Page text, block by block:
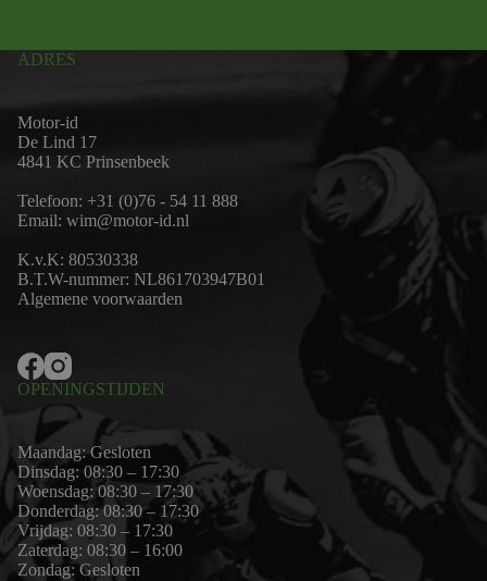
ADRES
Motor-id
De Lind 17
4841 KC Prinsenbeek
Telefoon: +31 (0)76 - 54 11 888
Email: wim@motor-id.nl
K.v.K: 80530338
B.T.W-nummer: NL861703947B01
Algemene voorwaarden
OPENINGSTIJDEN
Maandag: Gesloten
Dinsdag: 08:30 – 17:30
Woensdag: 08:30 – 17:30
Donderdag: 08:30 – 17:30
Vrijdag: 08:30 – 17:30
Zaterdag: 08:30 – 16:00
Zondag: Gesloten